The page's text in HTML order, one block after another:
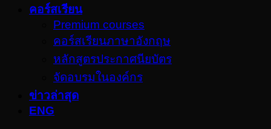
คอร์สเรียน
Premium courses
คอร์สเรียนภาษาอังกฤษ
หลักสูตรประกาศนียบัตร
จัดอบรมในองค์กร
ข่าวล่าสุด
ENG